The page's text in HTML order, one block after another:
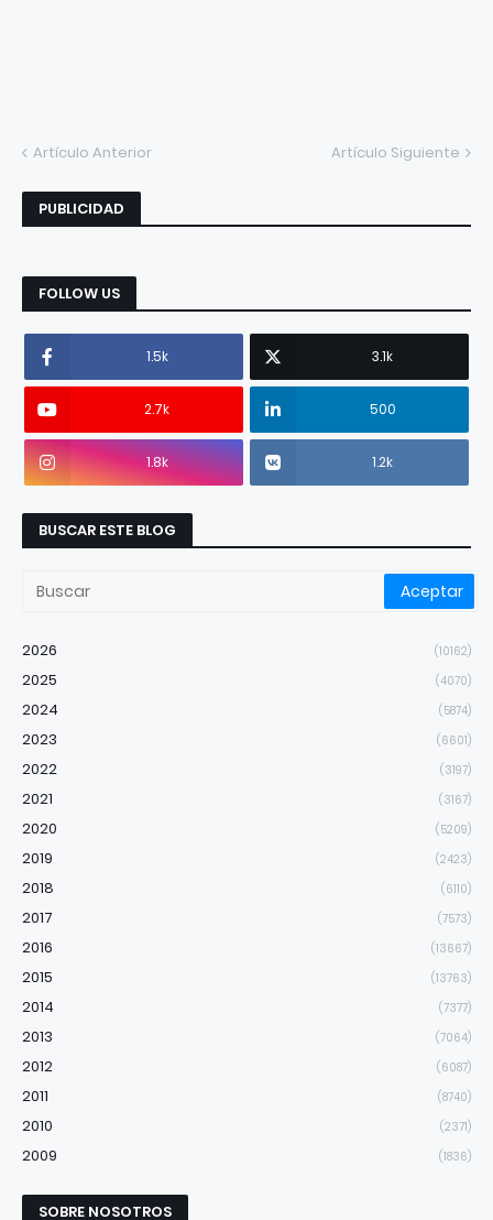
Artículo Anterior Artículo Siguiente
PUBLICIDAD
FOLLOW US
1.5k 3.1k
2.7k 500
1.8k 1.2k
BUSCAR ESTE BLOG
2026 (10162)
2025 (4070)
2024 (5874)
2023 (6601)
2022 (3197)
2021 (3167)
2020 (5209)
2019 (2423)
2018 (6110)
2017 (7573)
2016 (13667)
2015 (13763)
2014 (7377)
2013 (7064)
2012 (6087)
2011 (8740)
2010 (2371)
2009 (1836)
SOBRE NOSOTROS